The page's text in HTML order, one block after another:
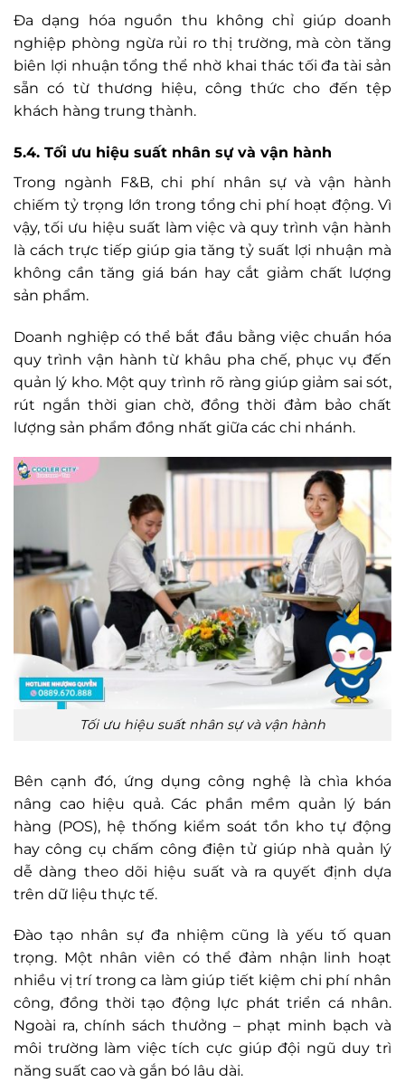
Đa dạng hóa nguồn thu không chỉ giúp doanh
nghiệp phòng ngừa rủi ro thị trường, mà còn tăng
biên lợi nhuận tổng thể nhờ khai thác tối đa tài sản
sẵn có từ thương hiệu, công thức cho đến tệp
khách hàng trung thành.
5.4. Tối ưu hiệu suất nhân sự và vận hành
Trong ngành F&B, chi phí nhân sự và vận hành
chiếm tỷ trọng lớn trong tổng chi phí hoạt động. Vì
vậy, tối ưu hiệu suất làm việc và quy trình vận hành
là cách trực tiếp giúp gia tăng tỷ suất lợi nhuận mà
không cần tăng giá bán hay cắt giảm chất lượng
sản phẩm.
Doanh nghiệp có thể bắt đầu bằng việc chuẩn hóa
quy trình vận hành từ khâu pha chế, phục vụ đến
quản lý kho. Một quy trình rõ ràng giúp giảm sai sót,
rút ngắn thời gian chờ, đồng thời đảm bảo chất
lượng sản phẩm đồng nhất giữa các chi nhánh.
Tối ưu hiệu suất nhân sự và vận hành
Bên cạnh đó, ứng dụng công nghệ là chìa khóa
nâng cao hiệu quả. Các phần mềm quản lý bán
hàng (POS), hệ thống kiểm soát tồn kho tự động
hay công cụ chấm công điện tử giúp nhà quản lý
dễ dàng theo dõi hiệu suất và ra quyết định dựa
trên dữ liệu thực tế.
Đào tạo nhân sự đa nhiệm cũng là yếu tố quan
trọng. Một nhân viên có thể đảm nhận linh hoạt
nhiều vị trí trong ca làm giúp tiết kiệm chi phí nhân
công, đồng thời tạo động lực phát triển cá nhân.
Ngoài ra, chính sách thưởng – phạt minh bạch và
môi trường làm việc tích cực giúp đội ngũ duy trì
năng suất cao và gắn bó lâu dài.